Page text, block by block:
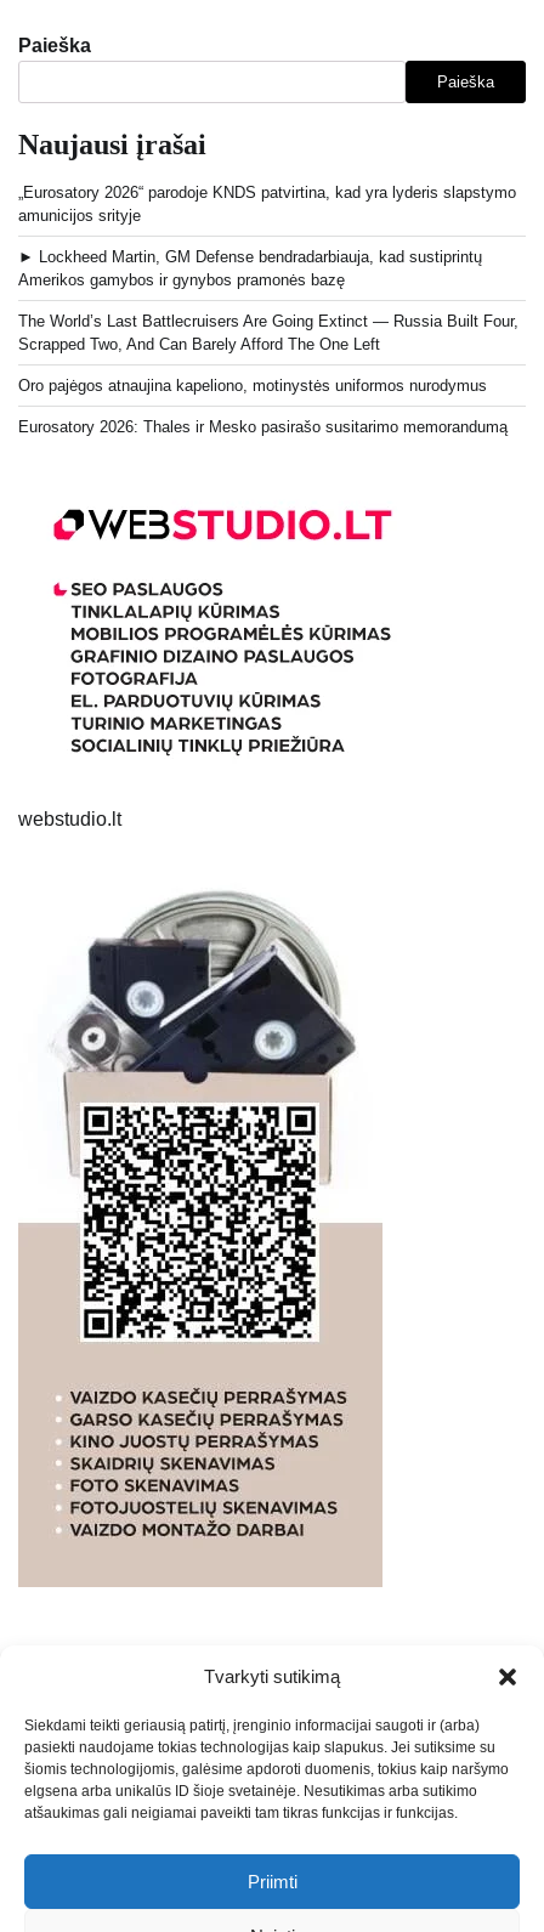
Tvarkyti sutikimą
Siekdami teikti geriausią patirtį, įrenginio informacijai saugoti ir (arba)
pasiekti naudojame tokias technologijas kaip slapukus. Jei sutiksime su
šiomis technologijomis, galėsime apdoroti duomenis, tokius kaip naršymo
elgsena arba unikalūs ID šioje svetainėje. Nesutikimas arba sutikimo
atšaukimas gali neigiamai paveikti tam tikras funkcijas ir funkcijas.
Priimti
Paieška
Paieška
Naujausi įrašai
„Eurosatory 2026“ parodoje KNDS patvirtina, kad yra lyderis slapstymo
amunicijos srityje
► Lockheed Martin, GM Defense bendradarbiauja, kad sustiprintų
Amerikos gamybos ir gynybos pramonės bazę
The World’s Last Battlecruisers Are Going Extinct — Russia Built Four,
Scrapped Two, And Can Barely Afford The One Left
Oro pajėgos atnaujina kapeliono, motinystės uniformos nurodymus
Eurosatory 2026: Thales ir Mesko pasirašo susitarimo memorandumą
webstudio.lt
PASLAUGOS. SEO tekstų rašymas, turinio kūrimas,
straipsnių rašymas ir talpinimas į mūsų valdomas
svetaines.2026Armijai.LTTheme: Express News ByAdore
Themes.
Marketingo agentūra -Teisinės